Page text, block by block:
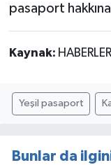
pasaport
Kaynak:
Yeşil pasaport
Bunlar da